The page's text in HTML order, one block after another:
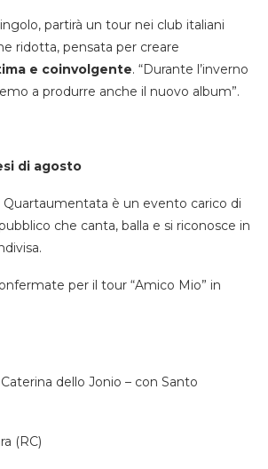
partirà un tour nei club italiani
ridotta, pensata per creare
e coinvolgente. “Durante l’inverno
a produrre anche il nuovo album”.
di agosto
è un evento carico di
che canta, balla e si riconosce in
per il tour “Amico Mio” in
dello Jonio – con Santo
(RC)